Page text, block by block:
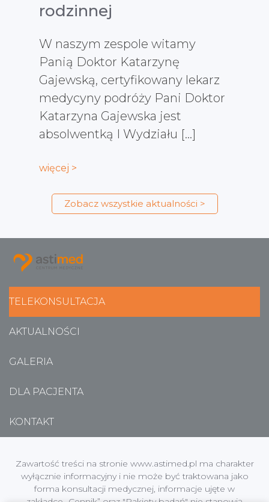
rodzinnej
W naszym zespole witamy
Panią Doktor Katarzynę
Gajewską, certyfikowany lekarz
medycyny podróży Pani Doktor
Katarzyna Gajewska jest
absolwentką I Wydziału […]
więcej >
Zobacz wszystkie aktualności >
TELEKONSULTACJA
AKTUALNOŚCI
GALERIA
DLA PACJENTA
KONTAKT
Zawartość treści na stronie www.astimed.pl ma charakter
wyłącznie informacyjny i nie może być traktowana jako
forma konsultacji medycznej, informacje ujęte w